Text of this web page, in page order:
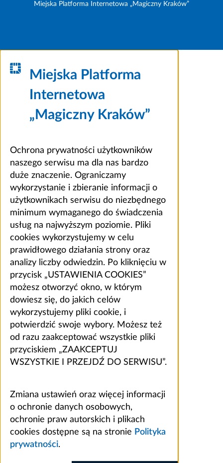
Miejska Platforma Internetowa „Magiczny Kraków”
Miejska Platforma
Internetowa
„Magiczny Kraków”
Ochrona prywatności użytkowników
naszego serwisu ma dla nas bardzo
duże znaczenie. Ograniczamy
wykorzystanie i zbieranie informacji o
użytkownikach serwisu do niezbędnego
minimum wymaganego do świadczenia
usług na najwyższym poziomie. Pliki
cookies wykorzystujemy w celu
prawidłowego działania strony oraz
analizy liczby odwiedzin. Po kliknięciu w
przycisk „USTAWIENIA COOKIES”
możesz otworzyć okno, w którym
dowiesz się, do jakich celów
wykorzystujemy pliki cookie, i
potwierdzić swoje wybory. Możesz też
od razu zaakceptować wszystkie pliki
przyciskiem „ZAAKCEPTUJ
WSZYSTKIE I PRZEJDŹ DO SERWISU”.
Zmiana ustawień oraz więcej informacji
o ochronie danych osobowych,
ochronie praw autorskich i plikach
cookies dostępne są na stronie Polityka
prywatności.